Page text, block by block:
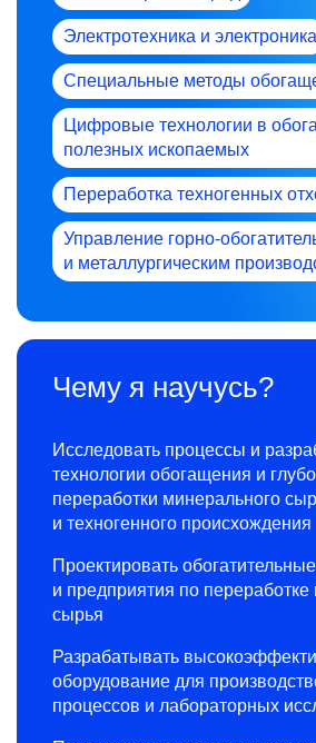
Электротехника и электроника
Специальные методы
Цифровые технологии в
полезных ископаемых
Переработка техногенных
Управление горно-
и металлургическим
Чему я научусь?
Исследовать процессы и
технологии обогащения и
переработки минерального
и техногенного происхождения
Проектировать
и предприятия по
сырья
Разрабатывать
оборудование для
процессов и лабораторных